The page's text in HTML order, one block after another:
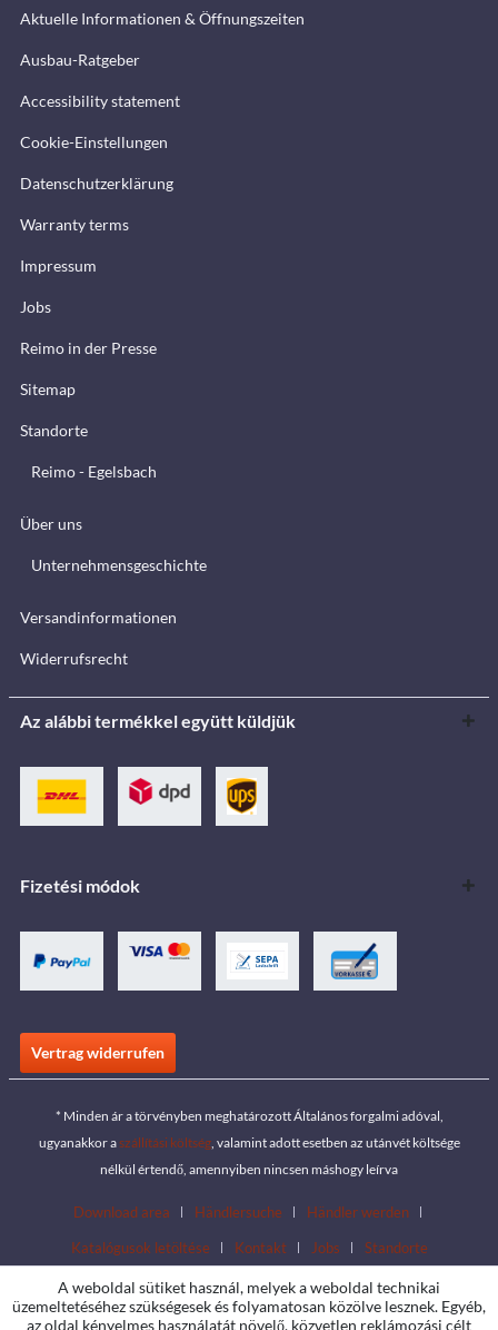
Aktuelle Informationen & Öffnungszeiten
Ausbau-Ratgeber
Accessibility statement
Cookie-Einstellungen
Datenschutzerklärung
Warranty terms
Impressum
Jobs
Reimo in der Presse
Sitemap
Standorte
Reimo - Egelsbach
Über uns
Unternehmensgeschichte
Versandinformationen
Widerrufsrecht
Az alábbi termékkel együtt küldjük
Fizetési módok
Vertrag widerrufen
* Minden ár a törvényben meghatározott Általános forgalmi adóval,
ugyanakkor aszállítási költség, valamint adott esetben az utánvét költsége
nélkül értendő, amennyiben nincsen máshogy leírva
Download area Händlersuche
Händler werden
Katalógusok letöltése
Kontakt Jobs Standorte
A weboldal sütiket használ, melyek a weboldal technikai
üzemeltetéséhez szükségesek és folyamatosan közölve lesznek. Egyéb,
az oldal kényelmes használatát növelő, közvetlen reklámozási célt